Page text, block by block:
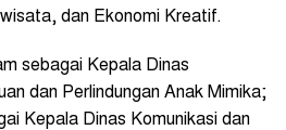
dan Ekonomi Kreatif.
sebagai Kepala Dinas
dan Perlindungan Anak Mimika;
Kepala Dinas Komunikasi dan